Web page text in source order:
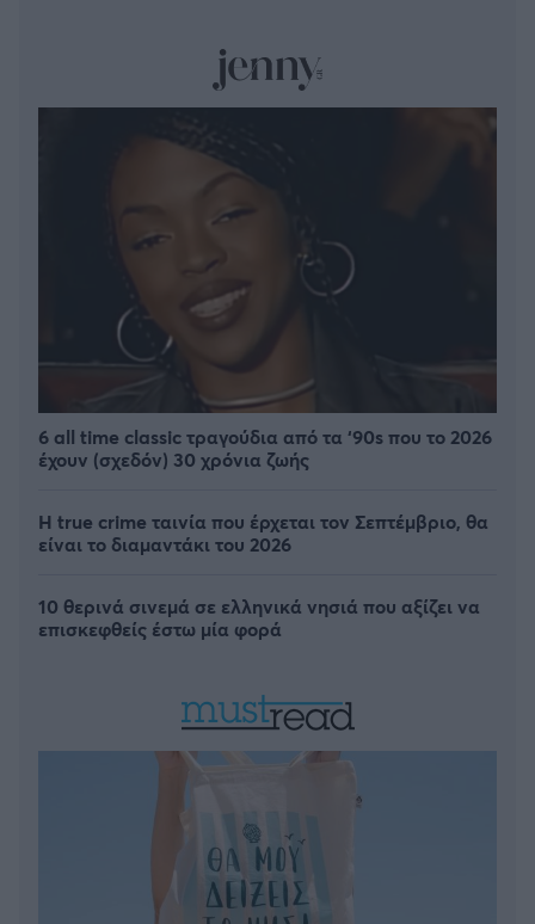
6 all time classic τραγούδια από τα ‘90s που το 2026
έχουν (σχεδόν) 30 χρόνια ζωής
Η true crime ταινία που έρχεται τον Σεπτέμβριο, θα
είναι το διαμαντάκι του 2026
10 θερινά σινεμά σε ελληνικά νησιά που αξίζει να
επισκεφθείς έστω μία φορά